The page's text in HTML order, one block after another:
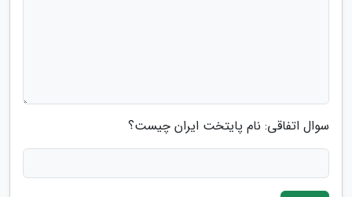
سوال اتفاقی: نام پایتخت ایران چیست؟